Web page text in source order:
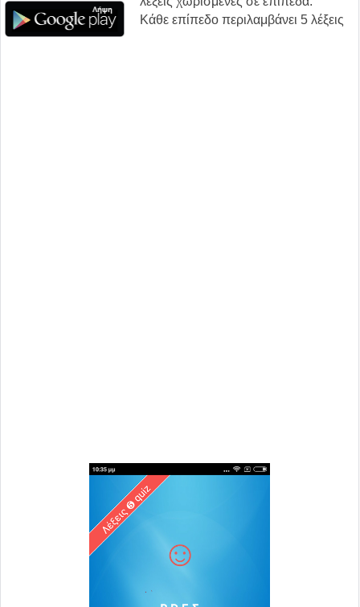
Κάθε επίπεδο περιλαμβάνει 5 λέξεις